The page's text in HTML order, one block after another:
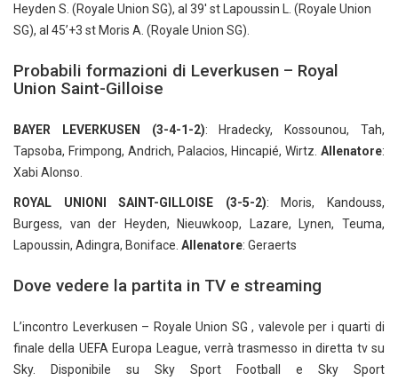
Heyden S. (Royale Union SG), al 39′ st Lapoussin L. (Royale Union
SG), al 45’+3 st Moris A. (Royale Union SG).
Probabili formazioni di Leverkusen – Royal
Union Saint-Gilloise
BAYER LEVERKUSEN (3-4-1-2): Hradecky, Kossounou, Tah,
Tapsoba, Frimpong, Andrich, Palacios, Hincapié, Wirtz. Allenatore:
Xabi Alonso.
ROYAL UNIONI SAINT-GILLOISE (3-5-2): Moris, Kandouss,
Burgess, van der Heyden, Nieuwkoop, Lazare, Lynen, Teuma,
Lapoussin, Adingra, Boniface. Allenatore: Geraerts
Dove vedere la partita in TV e streaming
L’incontro Leverkusen – Royale Union SG , valevole per i quarti di
finale della UEFA Europa League, verrà trasmesso in diretta tv su
Sky. Disponibile su Sky Sport Football e Sky Sport